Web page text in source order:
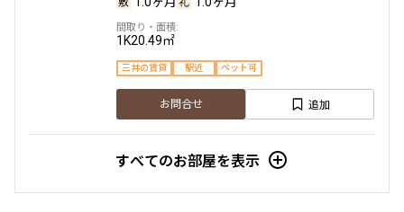
より詳細な絞り込み
建物施設やお部屋の設備、方位、階数などの絞り込みが
1K20.49㎡
三井の賃貸 駅近 ペット可
お問合せ 追加
すべてのお部屋を表示